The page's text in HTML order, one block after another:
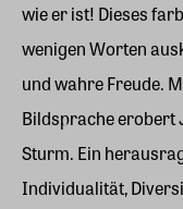
wie er ist! Dieses
wenigen Worten
und wahre Freude.
Bildsprache erobert
Sturm. Ein
Individualität,